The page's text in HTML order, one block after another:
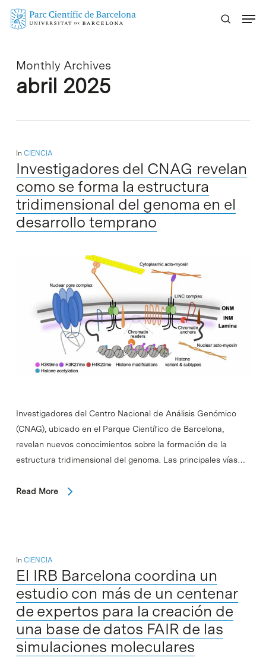
Skip
Monthly Archives
abril 2025
In CIENCIA
Investigadores del CNAG revelan
como se forma la estructura
tridimensional del genoma en el
desarrollo temprano
Investigadores del Centro Nacional de Análisis Genómico
(CNAG), ubicado en el Parque Científico de Barcelona, ​​
revelan nuevos conocimientos sobre la formación de la
estructura tridimensional del genoma. Las principales vías…
Read More
In CIENCIA
El IRB Barcelona coordina un
estudio con más de un centenar
de expertos para la creación de
una base de datos FAIR de las
simulaciones moleculares